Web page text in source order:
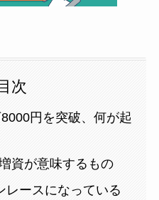
次
円を突破、何が起
資が意味するもの
レースになっている